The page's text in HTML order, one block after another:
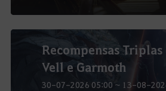
Recompensas Triplas
Vell e Garmoth
30-07-2026 05:00 ~ 13-08-